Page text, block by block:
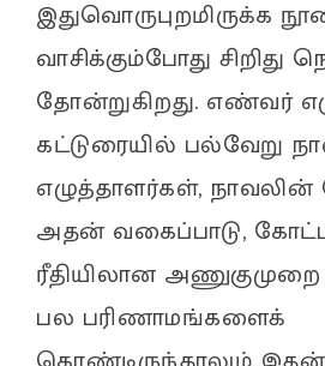
இதுவொருபுறமிருக்க
வாசிக்கும்போது சிறிது
தோன்றுகிறது. எண்வர்
கட்டுரையில் பல்வேறு
எழுத்தாளர்கள்,
அதன் வகைப்பாடு,
ரீதியிலான
பல பரிணாமங்களைக்